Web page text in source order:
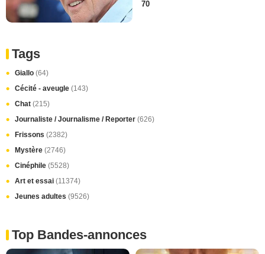
70
Tags
Giallo (64)
Cécité - aveugle (143)
Chat (215)
Journaliste / Journalisme / Reporter (626)
Frissons (2382)
Mystère (2746)
Cinéphile (5528)
Art et essai (11374)
Jeunes adultes (9526)
Top Bandes-annonces